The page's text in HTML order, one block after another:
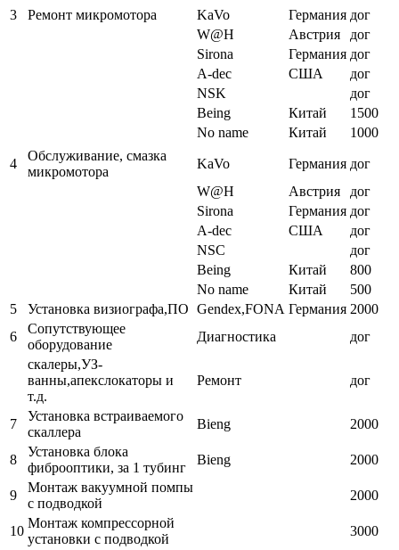
3
Ремонт микромотора KaVo Германия дог
W@H
Австрия
дог
Sirona
Германия дог
A-dec
США
дог
NSK
дог
Being
Китай
1500
No name
Китай 1000
4
Обслуживание, смазка
микромотора
KaVo Германия дог
W@H
Австрия
дог
Sirona
Германия дог
A-dec
США
дог
NSC
дог
Being
Китай
800
No name
Китай
500
5
Установка визиографа,ПО Gendex,FONA Германия 2000
6
Сопутствующее
оборудование
Диагностика
дог
скалеры,УЗ-
ванны,апекслокаторы и
т.д.
Ремонт дог
7
Установка встраиваемого
скаллера
Bieng 2000
8
Установка блока
фиброоптики, за 1 тубинг
Bieng 2000
9
Монтаж вакуумной помпы
с подводкой
2000
10
Монтаж компрессорной
установки с подводкой
3000